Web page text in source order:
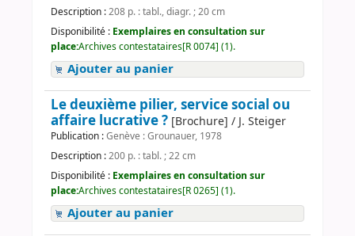
Description :208 p. : tabl., diagr. ; 20 cm
Disponibilité : Exemplaires en consultation sur
place:Archives contestataires[R 0074] (1).
Ajouter au panier
Le deuxième pilier, service social ou
affaire lucrative ? [Brochure] / J. Steiger
Publication :Genève : Grounauer, 1978
Description :200 p. : tabl. ; 22 cm
Disponibilité : Exemplaires en consultation sur
place:Archives contestataires[R 0265] (1).
Ajouter au panier